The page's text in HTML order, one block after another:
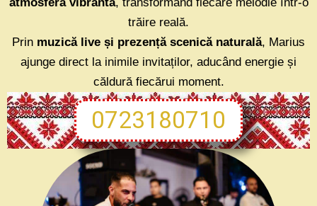
trăire reală.
Prin muzică live și prezență scenică naturală, Marius
ajunge direct la inimile invitaților, aducând energie și
căldură fiecărui moment.
0723180710